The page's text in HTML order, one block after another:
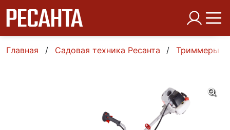
Главная Садовая техника Ресанта Триммеры